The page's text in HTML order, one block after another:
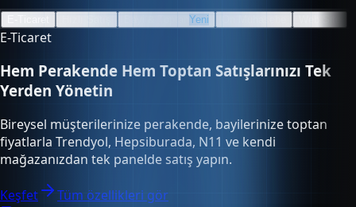
E-Ticaret Yeni
E-Ticaret
Hem Perakende Hem Toptan Satışlarınızı Tek
Yerden Yönetin
Bireysel müşterilerinize perakende, bayilerinize toptan
fiyatlarla Trendyol, Hepsiburada, N11 ve kendi
mağazanızdan tek panelde satış yapın.
Keşfet Tüm özellikleri gör